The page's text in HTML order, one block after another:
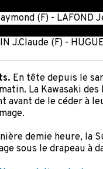
(F) - LAFOND
J.Claude (F) -
En tête depuis le
La Kawasaki
avant de le céder à
demie heure, la
sous le drapeau à